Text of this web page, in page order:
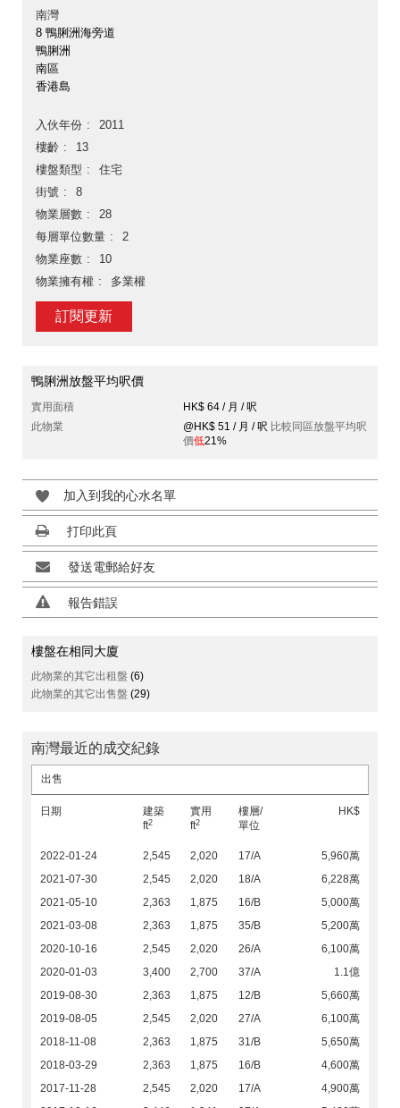
南灣
8 鴨脷洲海旁道
鴨脷洲
南區
香港島
入伙年份
2011
樓齡
13
樓盤類型
住宅
街號
8
物業層數
28
每層單位數量
2
物業座數
10
物業擁有權
多業權
訂閱更新
鴨脷洲放盤平均呎價
實用面積
HK$ 64 / 月 / 呎
此物業
@HK$ 51 / 月 / 呎 比較同區放盤平均呎
價低21%
加入到我的心水名單
打印此頁
發送電郵給好友
報告錯誤
樓盤在相同大廈
此物業的其它出租盤 (6)
此物業的其它出售盤 (29)
南灣最近的成交紀錄
出售
日期
建築
ft2
實用
ft2
樓層/
單位
HK$
2022-01-24 2,545 2,020 17/A
5,960萬
2021-07-30
2,545 2,020 18/A
6,228萬
2021-05-10
2,363 1,875 16/B
5,000萬
2021-03-08
2,363 1,875 35/B
5,200萬
2020-10-16
2,545 2,020 26/A
6,100萬
2020-01-03
3,400 2,700 37/A
1.1億
2019-08-30
2,363 1,875 12/B
5,660萬
2019-08-05
2,545 2,020 27/A
6,100萬
2018-11-08
2,363 1,875 31/B
5,650萬
2018-03-29
2,363 1,875 16/B
4,600萬
2017-11-28
2,545 2,020 17/A
4,900萬